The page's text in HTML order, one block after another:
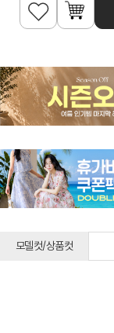
모델컷/상품컷